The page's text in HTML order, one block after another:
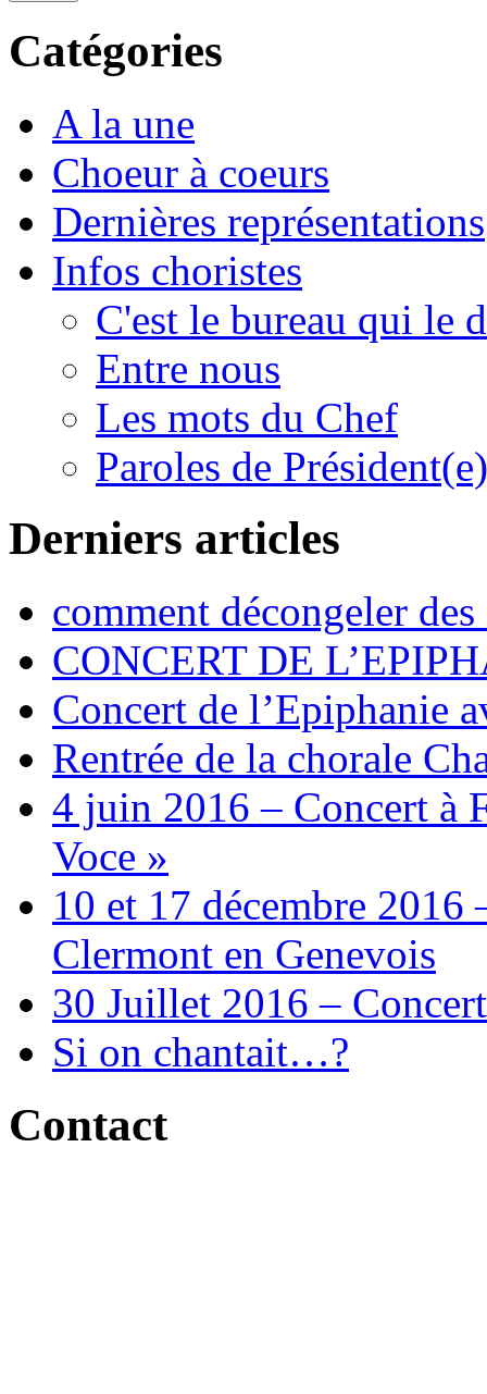
Catégories
A la une
Choeur à coeurs
Dernières représentations
Infos choristes
C'est le bureau qui le
Entre nous
Les mots du Chef
Paroles de Président(e)
Derniers articles
comment décongeler
CONCERT DE
Concert de l’Epiphanie
Rentrée de la chorale
4 juin 2016 – Concert à
Voce »
10 et 17 décembre
Clermont en Genevois
30 Juillet 2016 –
Si on chantait…?
Contact